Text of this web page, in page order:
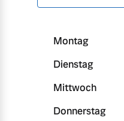
Montag
Dienstag
Mittwoch
Donnerstag